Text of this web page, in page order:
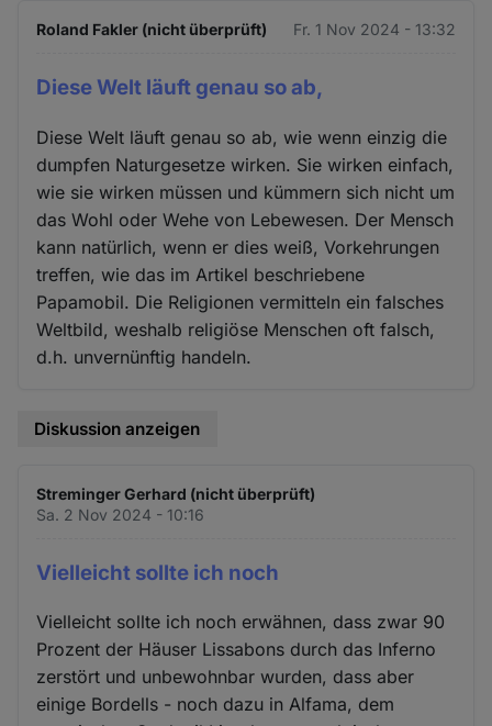
Roland Fakler (nicht überprüft) Fr. 1 Nov 2024 - 13:32
Diese Welt läuft genau so ab,
Diese Welt läuft genau so ab, wie wenn einzig die
dumpfen Naturgesetze wirken. Sie wirken einfach,
wie sie wirken müssen und kümmern sich nicht um
das Wohl oder Wehe von Lebewesen. Der Mensch
kann natürlich, wenn er dies weiß, Vorkehrungen
treffen, wie das im Artikel beschriebene
Papamobil. Die Religionen vermitteln ein falsches
Weltbild, weshalb religiöse Menschen oft falsch,
d.h. unvernünftig handeln.
Diskussion anzeigen
Streminger Gerhard (nicht überprüft)
Sa. 2 Nov 2024 - 10:16
Vielleicht sollte ich noch
Vielleicht sollte ich noch erwähnen, dass zwar 90
Prozent der Häuser Lissabons durch das Inferno
zerstört und unbewohnbar wurden, dass aber
einige Bordells - noch dazu in Alfama, dem